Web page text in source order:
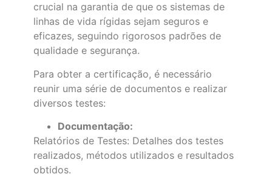
crucial na garantia de que os sistemas de
linhas de vida rígidas sejam seguros e
eficazes, seguindo rigorosos padrões de
qualidade e segurança.
Para obter a certificação, é necessário
reunir uma série de documentos e realizar
diversos testes:
Documentação:
Relatórios de Testes: Detalhes dos testes
realizados, métodos utilizados e resultados
obtidos.